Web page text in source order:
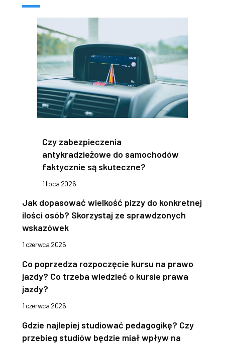
Czy zabezpieczenia
antykradzieżowe do samochodów
faktycznie są skuteczne?
1 lipca 2026
Jak dopasować wielkość pizzy do konkretnej
ilości osób? Skorzystaj ze sprawdzonych
wskazówek
1 czerwca 2026
Co poprzedza rozpoczęcie kursu na prawo
jazdy? Co trzeba wiedzieć o kursie prawa
jazdy?
1 czerwca 2026
Gdzie najlepiej studiować pedagogikę? Czy
przebieg studiów będzie miał wpływ na